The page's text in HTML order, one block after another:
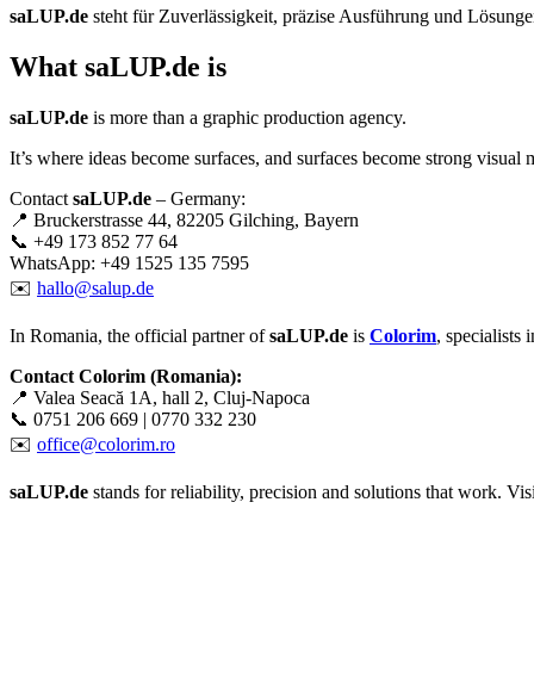
saLUP.de steht für Zuverlässigkeit, präzise Ausführung und
What saLUP.de is
saLUP.de is more than a graphic production agency.
It’s where ideas become surfaces, and surfaces become strong visual
Contact saLUP.de – Germany:
📍 Bruckerstrasse 44, 82205 Gilching, Bayern
📞 +49 173 852 77 64
WhatsApp: +49 1525 135 7595
✉️ hallo@salup.de
In Romania, the official partner ofsaLUP.de is Colorim, specialists
Contact Colorim (Romania):
📍 Valea Seacă 1A, hall 2, Cluj-Napoca
📞 0751 206 669 | 0770 332 230
✉️ office@colorim.ro
saLUP.de stands for reliability, precision and solutions that work.